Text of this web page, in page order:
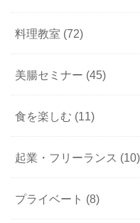
料理教室 (72)
美腸セミナー (45)
食を楽しむ (11)
起業・フリーランス (10)
プライベート (8)